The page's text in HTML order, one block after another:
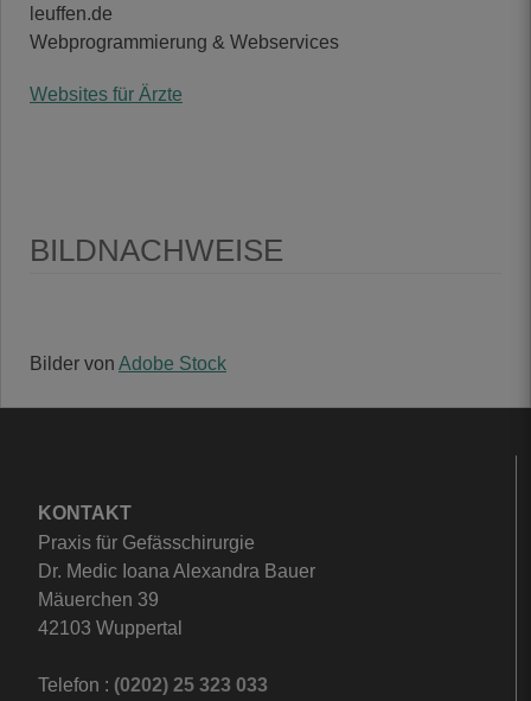
leuffen.de
Webprogrammierung & Webservices
Websites für Ärzte
BILDNACHWEISE
Bilder von Adobe Stock
KONTAKT
Praxis für Gefässchirurgie
Dr. Medic Ioana Alexandra Bauer
Mäuerchen 39
42103 Wuppertal
Telefon : (0202) 25 323 033